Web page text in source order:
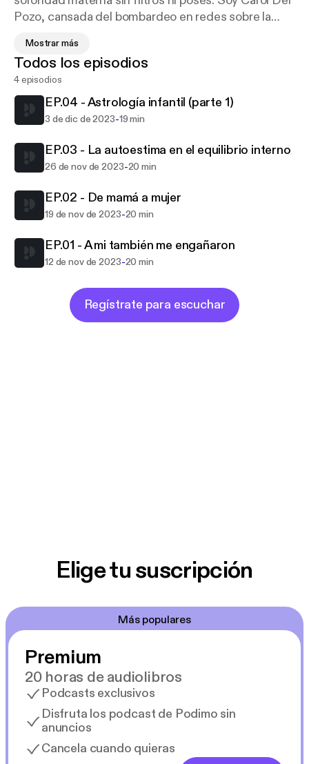
Pozo, cansada del bombardeo en redes sobre la
Hablaré con crudeza sobre la depresión, la culpa, el
miedo, los cambios físicos y en la sexualidad, el
cansancio extremo. Temas tabú que todas vivimos
pero que ocultamos por vergüenza.
No todo es color de rosa en esta etapa, pero no
estás sola. Juntas buscaremos equilibrio, te
día y sobre todo, te haré sentir que no estás sola en
esto.
Bienvenida
Mostrar más
Todos los episodios
4 episodios
EP.04 - Astrología infantil (parte 1)
3 de dic de 2023-19 min
EP.03 - La autoestima en el equilibrio interno
26 de nov de 2023-20 min
EP.02 - De mamá a mujer
19 de nov de 2023-20 min
EP.01 - A mi también me engañaron
12 de nov de 2023-20 min
Regístrate para escuchar
Elige tu suscripción
Más populares
Premium
20 horas de audiolibros
Podcasts exclusivos
Disfruta los podcast de Podimo sin
anuncios
Cancela cuando quieras